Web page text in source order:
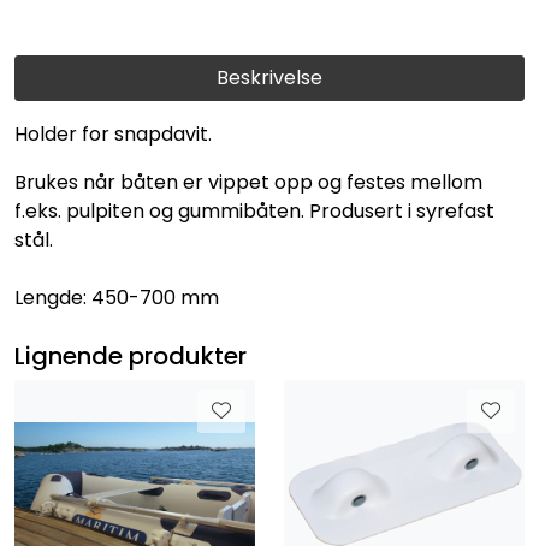
Beskrivelse
Holder for snapdavit.
Brukes når båten er vippet opp og festes mellom
f.eks. pulpiten og gummibåten. Produsert i syrefast
stål.
Lengde: 450-700 mm
Lignende produkter